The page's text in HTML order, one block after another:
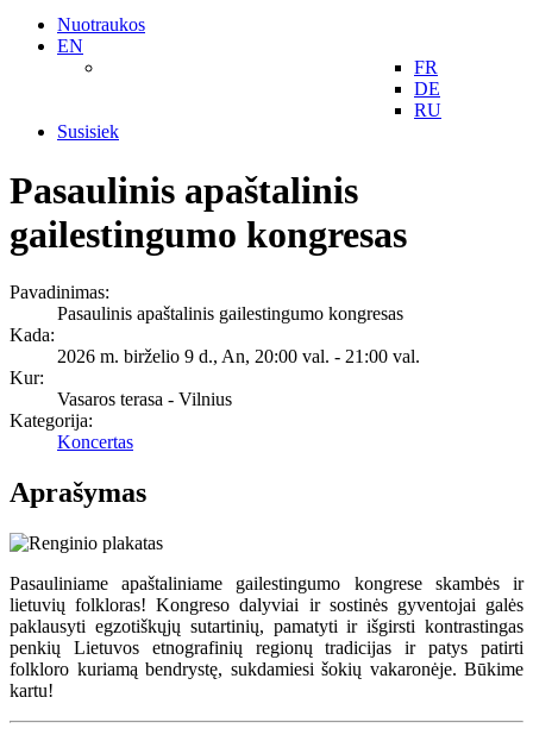
Nuotraukos
EN
FR
DE
RU
Susisiek
Pasaulinis apaštalinis
gailestingumo kongresas
Pavadinimas:
Pasaulinis apaštalinis gailestingumo kongresas
Kada:
2026 m. birželio 9 d., An, 20:00 val. - 21:00 val.
Kur:
Vasaros terasa - Vilnius
Kategorija:
Koncertas
Aprašymas
Pasauliniame apaštaliniame gailestingumo kongrese skambės ir
lietuvių folkloras! Kongreso dalyviai ir sostinės gyventojai galės
paklausyti egzotiškųjų sutartinių, pamatyti ir išgirsti kontrastingas
penkių Lietuvos etnografinių regionų tradicijas ir patys patirti
folkloro kuriamą bendrystę, sukdamiesi šokių vakaronėje. Būkime
kartu!